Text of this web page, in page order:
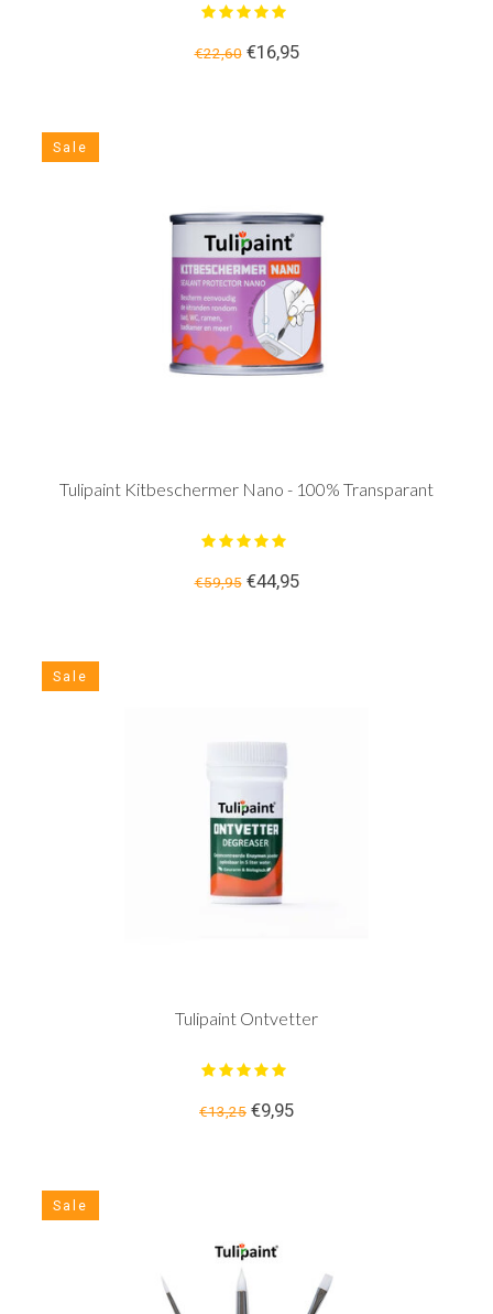
€22,60€16,95
Sale
Tulipaint Kitbeschermer Nano - 100% Transparant
€59,95€44,95
Sale
Tulipaint Ontvetter
€13,25 €9,95
Sale